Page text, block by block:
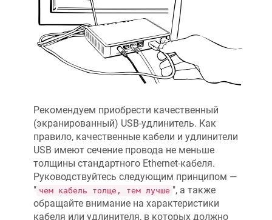
Рекомендуем приобрести качественный
(экранированный) USB-удлинитель. Как
правило, качественные кабели и удлинители
USB имеют сечение провода не меньше
толщины стандартного Ethernet-кабеля.
Руководствуйтесь следующим принципом —
" чем кабель толще, тем лучше ", а также
обращайте внимание на характеристики
кабеля или удлинителя, в которых должно